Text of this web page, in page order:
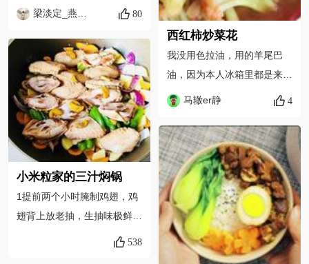
香，又有新鲜石斛的清新，醇
梁淡定_燕窝工厂_实体店 80
小米粒家的三汁焖锅
1提前两个小时腌制鸡翅，鸡
翅背上放老抽，生抽味极鲜，
胡椒粉，孜然粉，少许盐，料
538
西红柿炒菜花
我没用色拉油，用的羊尾巴
油，因为本人冰箱里都是来自
内蒙古大草原的纯天然原料，
巴油，提香！
马辙er静 4